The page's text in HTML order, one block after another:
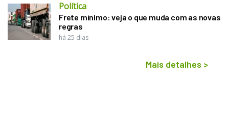
Política
Frete mínimo: veja o que muda com as novas
regras
há 25 dias
Mais detalhes >